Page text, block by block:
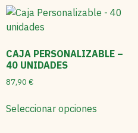
CAJA PERSONALIZABLE –
40 UNIDADES
87,90 €
Seleccionar opciones